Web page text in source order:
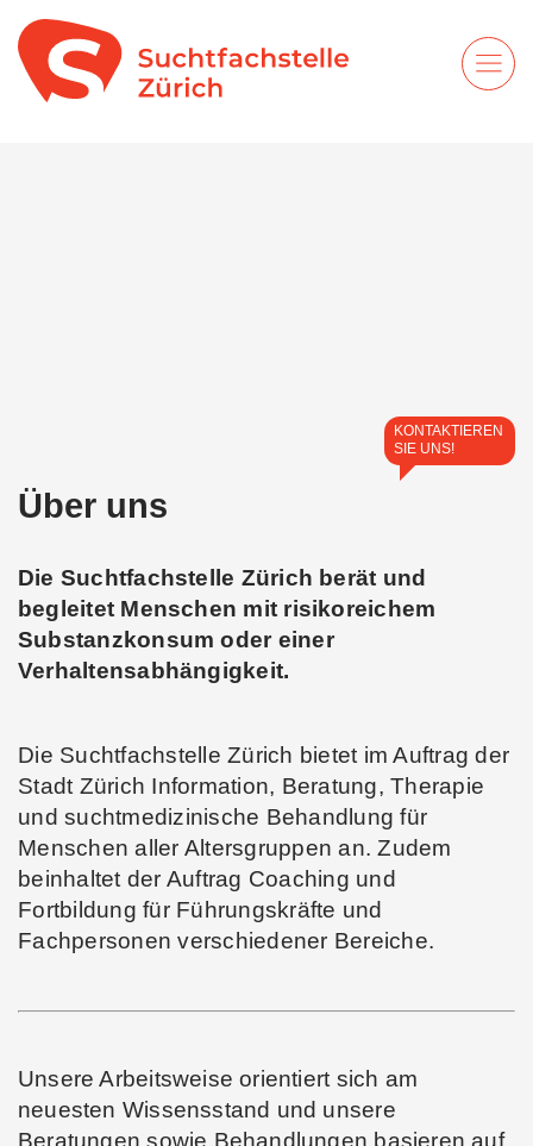
KONTAKTIEREN
SIE UNS!
Über uns
Die Suchtfachstelle Zürich berät und
begleitet Menschen mit risikoreichem
Substanzkonsum oder einer
Verhaltensabhängigkeit.
Die Suchtfachstelle Zürich bietet im Auftrag der
Stadt Zürich Information, Beratung, Therapie
und suchtmedizinische Behandlung für
Menschen aller Altersgruppen an. Zudem
beinhaltet der Auftrag Coaching und
Fortbildung für Führungskräfte und
Fachpersonen verschiedener Bereiche.
Unsere Arbeitsweise orientiert sich am
neuesten Wissensstand und unsere
Beratungen sowie Behandlungen basieren auf